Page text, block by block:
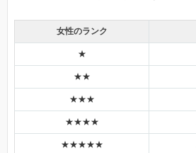
女性のランク
★
★★
★★★
★★★★
★★★★★